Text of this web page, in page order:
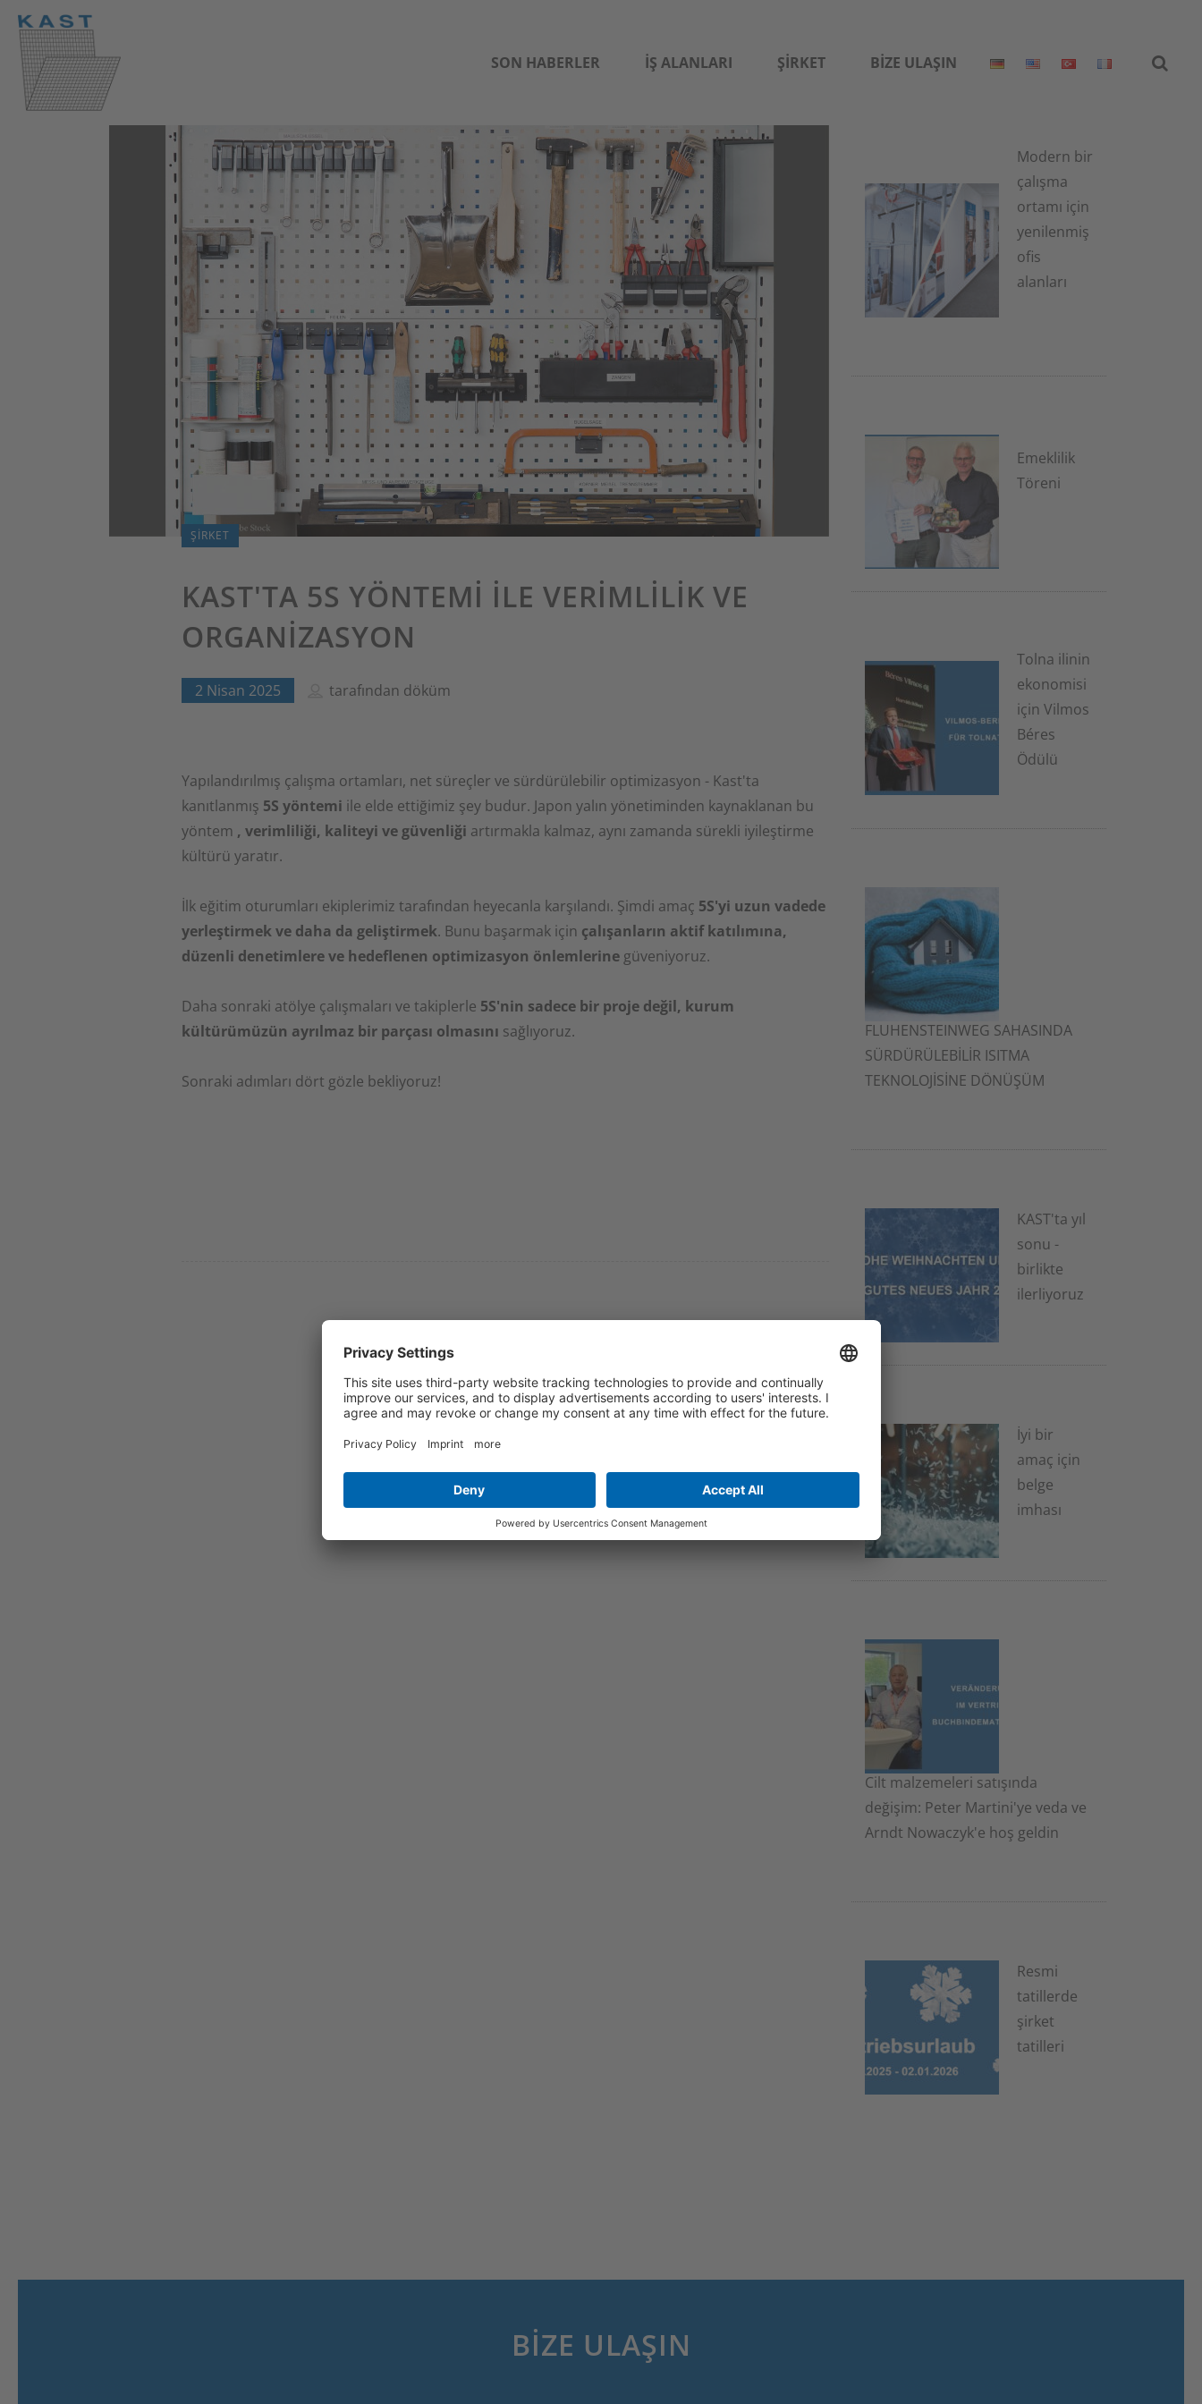
SON HABERLER İŞ ALANLARI ŞIRKET BIZE ULAŞIN
ŞIRKET
KAST'TA 5S YÖNTEMI ILE VERIMLILIK VE
ORGANIZASYON
2 Nisan 2025 tarafından döküm
Yapılandırılmış çalışma ortamları, net süreçler ve sürdürülebilir optimizasyon - Kast'ta
kanıtlanmış 5S yöntemi ile elde ettiğimiz şey budur. Japon yalın yönetiminden kaynaklanan bu
yöntem , verimliliği, kaliteyi ve güvenliği artırmakla kalmaz, aynı zamanda sürekli iyileştirme
kültürü yaratır.
İlk eğitim oturumları ekiplerimiz tarafından heyecanla karşılandı. Şimdi amaç 5S'yi uzun vadede
yerleştirmek ve daha da geliştirmek. Bunu başarmak için çalışanların aktif katılımına,
düzenli denetimlere ve hedeflenen optimizasyon önlemlerinegüveniyoruz.
Daha sonraki atölye çalışmaları ve takiplerle 5S'nin sadece bir proje değil, kurum
kültürümüzün ayrılmaz bir parçası olmasını sağlıyoruz.
Sonraki adımları dört gözle bekliyoruz!
Modern bir
çalışma
ortamı için
yenilenmiş
ofis
alanları
Emeklilik
Töreni
Tolna ilinin
ekonomisi
için Vilmos
Béres
Ödülü
FLUHENSTEINWEG SAHASINDA
SÜRDÜRÜLEBİLİR ISITMA
TEKNOLOJİSİNE DÖNÜŞÜM
KAST'ta yıl
sonu -
birlikte
ilerliyoruz
İyi bir
amaç için
belge
imhası
Cilt malzemeleri satışında
değişim: Peter Martini'ye veda ve
Arndt Nowaczyk'e hoş geldin
Resmi
tatillerde
şirket
tatilleri
BIZE ULAŞIN